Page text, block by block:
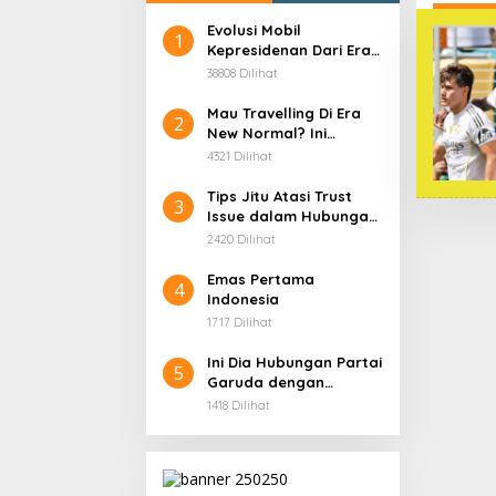
1
Evolusi Mobil
Kepresidenan Dari Era
Soekarno
38808 Dilihat
2
Mau Travelling Di Era
New Normal? Ini
Beberapa Hal Yang
Persiapkan!
4321 Dilihat
3
Tips Jitu Atasi Trust
Issue dalam Hubungan,
Dijamin Ampuh!
2420 Dilihat
4
Emas Pertama
Indonesia
1717 Dilihat
5
Ini Dia Hubungan Partai
Garuda dengan
Gerindra
1418 Dilihat